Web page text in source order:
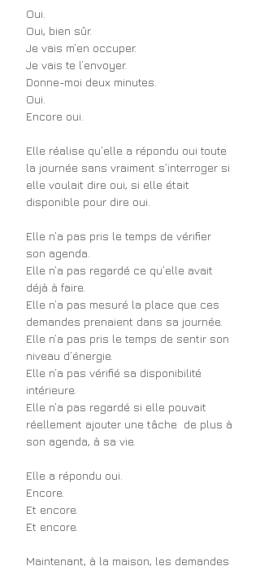
Oui.
Oui, bien sûr.
Je vais m’en occuper.
Je vais te l’envoyer.
Donne-moi deux minutes.
Oui.
Encore oui.
Elle réalise qu’elle a répondu oui toute
la journée sans vraiment s’interroger si
elle voulait dire oui, si elle était
disponible pour dire oui.
Elle n’a pas pris le temps de vérifier
son agenda.
Elle n’a pas regardé ce qu’elle avait
déjà à faire.
Elle n’a pas mesuré la place que ces
demandes prenaient dans sa journée.
Elle n’a pas pris le temps de sentir son
niveau d’énergie.
Elle n’a pas vérifié sa disponibilité
intérieure.
Elle n’a pas regardé si elle pouvait
réellement ajouter une tâche  de plus à
son agenda, à sa vie.
Elle a répondu oui.
Encore.
Et encore.
Et encore.
Maintenant, à la maison, les demandes